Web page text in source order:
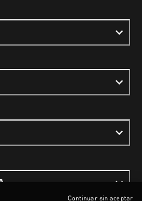
Continuar sin aceptar